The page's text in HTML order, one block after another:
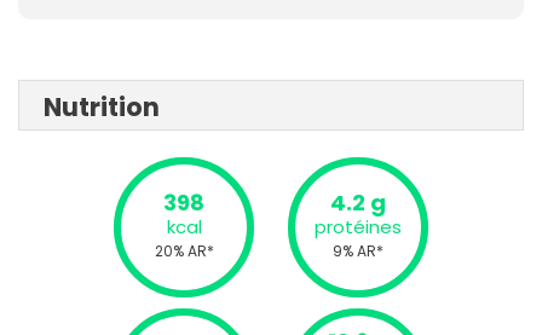
Nutrition
398
kcal
20% AR*
4.2 g
protéines
9% AR*